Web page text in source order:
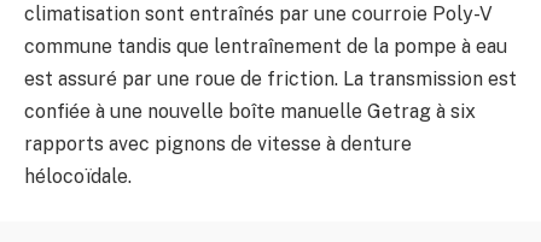
climatisation sont entraînés par une courroie Poly-V
commune tandis que lentraînement de la pompe à eau
est assuré par une roue de friction. La transmission est
confiée à une nouvelle boîte manuelle Getrag à six
rapports avec pignons de vitesse à denture
hélocoïdale.